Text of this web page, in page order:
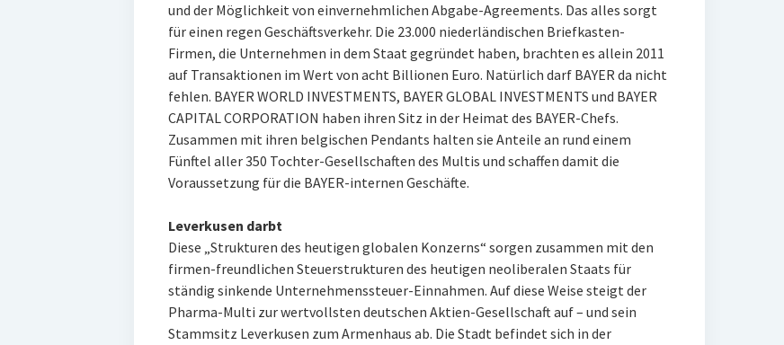
und der Möglichkeit von einvernehmlichen Abgabe-Agreements. Das alles sorgt
für einen regen Geschäftsverkehr. Die 23.000 niederländischen Briefkasten-
Firmen, die Unternehmen in dem Staat gegründet haben, brachten es allein 2011
auf Transaktionen im Wert von acht Billionen Euro. Natürlich darf BAYER da nicht
fehlen. BAYER WORLD INVESTMENTS, BAYER GLOBAL INVESTMENTS und BAYER
CAPITAL CORPORATION haben ihren Sitz in der Heimat des BAYER-Chefs.
Zusammen mit ihren belgischen Pendants halten sie Anteile an rund einem
Fünftel aller 350 Tochter-Gesellschaften des Multis und schaffen damit die
Voraussetzung für die BAYER-internen Geschäfte.
Leverkusen darbt
Diese „Strukturen des heutigen globalen Konzerns“ sorgen zusammen mit den
firmen-freundlichen Steuerstrukturen des heutigen neoliberalen Staats für
ständig sinkende Unternehmenssteuer-Einnahmen. Auf diese Weise steigt der
Pharma-Multi zur wertvollsten deutschen Aktien-Gesellschaft auf – und sein
Stammsitz Leverkusen zum Armenhaus ab. Die Stadt befindet sich in der